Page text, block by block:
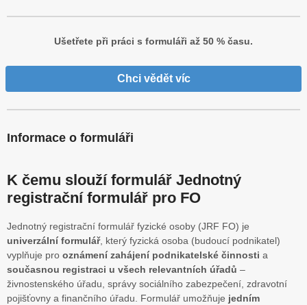
Ušetřete při práci s formuláři až 50 % času.
Chci vědět víc
Informace o formuláři
K čemu slouží formulář Jednotný
registrační formulář pro FO
Jednotný registrační formulář fyzické osoby (JRF FO) je
univerzální formulář, který fyzická osoba (budoucí podnikatel)
vyplňuje pro oznámení zahájení podnikatelské činnosti a
současnou registraci u všech relevantních úřadů –
živnostenského úřadu, správy sociálního zabezpečení, zdravotní
pojišťovny a finančního úřadu. Formulář umožňuje jedním